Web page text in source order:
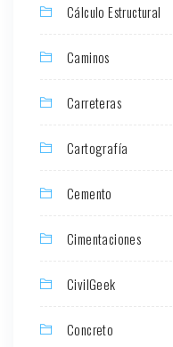
Cálculo Estructural
Caminos
Carreteras
Cartografía
Cemento
Cimentaciones
CivilGeek
Concreto